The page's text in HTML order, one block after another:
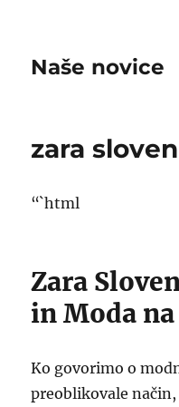
Naše novice
zara
“`html
Zara
in Moda
Ko govorimo o
preoblikovale